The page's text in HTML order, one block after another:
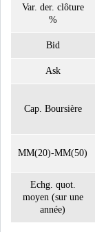
COTATION ET
Var. der. clôture
%
Bid
Ask
Cap. Boursière
MM(20)-MM(50)
Echg. quot.
moyen (sur une
année)